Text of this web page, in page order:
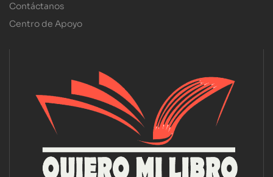
Contáctanos
Centro de Apoyo